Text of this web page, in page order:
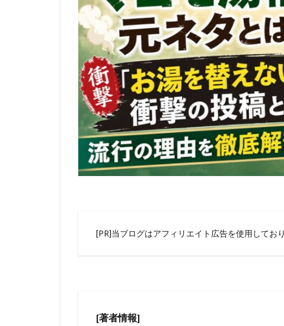
[PR]当ブログはアフィリエイト広告を使用しており
[著者情報]